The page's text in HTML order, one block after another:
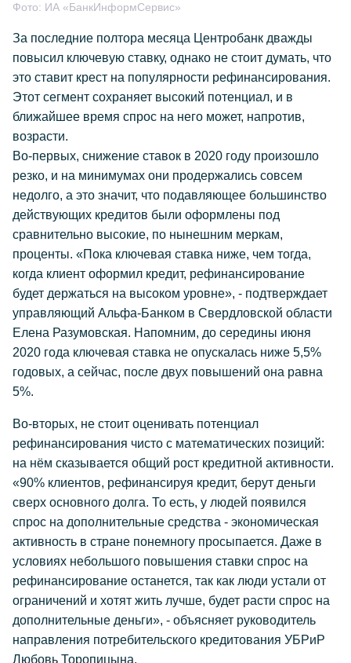
Фото: ИА «БанкИнформСервис»
За последние полтора месяца Центробанк дважды
повысил ключевую ставку, однако не стоит думать, что
это ставит крест на популярности рефинансирования.
Этот сегмент сохраняет высокий потенциал, и в
ближайшее время спрос на него может, напротив,
возрасти.
Во-первых, снижение ставок в 2020 году произошло
резко, и на минимумах они продержались совсем
недолго, а это значит, что подавляющее большинство
действующих кредитов были оформлены под
сравнительно высокие, по нынешним меркам,
проценты. «Пока ключевая ставка ниже, чем тогда,
когда клиент оформил кредит, рефинансирование
будет держаться на высоком уровне», - подтверждает
управляющий Альфа-Банком в Свердловской области
Елена Разумовская. Напомним, до середины июня
2020 года ключевая ставка не опускалась ниже 5,5%
годовых, а сейчас, после двух повышений она равна
5%.
Во-вторых, не стоит оценивать потенциал
рефинансирования чисто с математических позиций:
на нём сказывается общий рост кредитной активности.
«90% клиентов, рефинансируя кредит, берут деньги
сверх основного долга. То есть, у людей появился
спрос на дополнительные средства - экономическая
активность в стране понемногу просыпается. Даже в
условиях небольшого повышения ставки спрос на
рефинансирование останется, так как люди устали от
ограничений и хотят жить лучше, будет расти спрос на
дополнительные деньги», - объясняет руководитель
направления потребительского кредитования УБРиР
Любовь Торопицына.